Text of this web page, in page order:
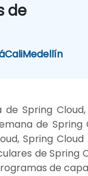
de
CaliMedellín
de Spring
de
Spring
de
de